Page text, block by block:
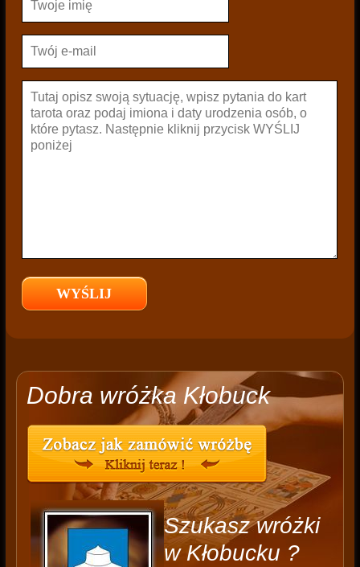
Dobra wróżka Kłobuck
Szukasz wróżki
w Kłobucku ?